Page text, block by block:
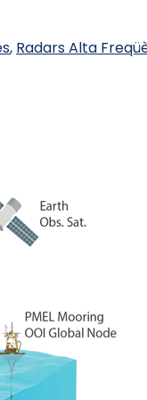
, Radars Alta